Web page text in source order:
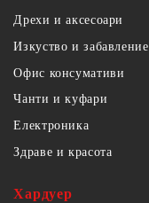
Дрехи и аксесоари
Изкуство и забавление
Офис консумативи
Чанти и куфари
Електроника
Здраве и красота
Хардуер